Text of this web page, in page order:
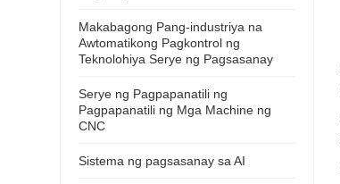
Makabagong Pang-industriya na
Awtomatikong Pagkontrol ng
Teknolohiya Serye ng Pagsasanay
Serye ng Pagpapanatili ng
Pagpapanatili ng Mga Machine ng
CNC
Sistema ng pagsasanay sa AI